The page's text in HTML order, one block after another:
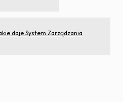
daje System Zarządzania